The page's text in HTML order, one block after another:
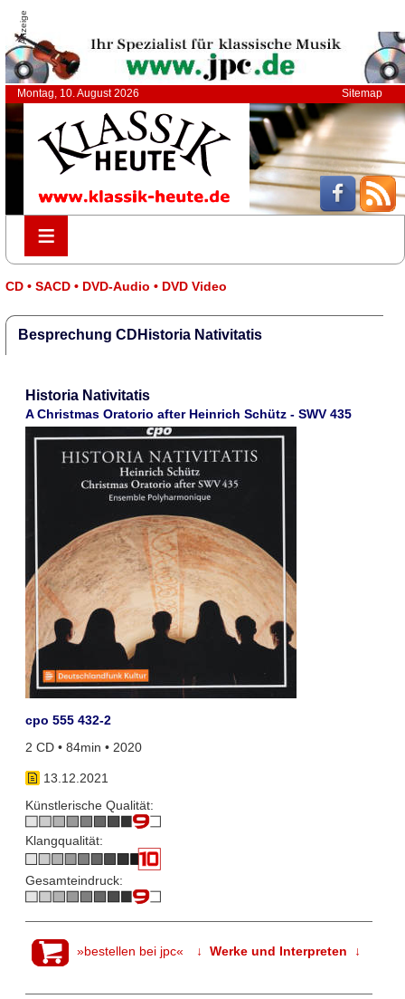
Anzeige
Montag, 10. August 2026 Sitemap
≡
≡
CD • SACD • DVD-Audio • DVD Video
Besprechung CDHistoria Nativitatis
Historia Nativitatis
A Christmas Oratorio after Heinrich Schütz - SWV 435
cpo 555 432-2
2 CD • 84min • 2020
13.12.2021
Künstlerische Qualität:
Klangqualität:
Gesamteindruck:
»bestellen bei jpc« ↓ Werke und Interpreten ↓